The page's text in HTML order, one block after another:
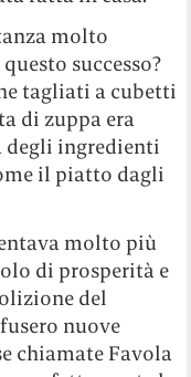
molto
successo?
tagliati a cubetti
di zuppa era
ingredienti
il piatto dagli
molto più
di prosperità e
del
nuove
chiamate Favola